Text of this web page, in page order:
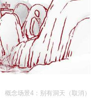
概念场景4：别有洞天（取消）